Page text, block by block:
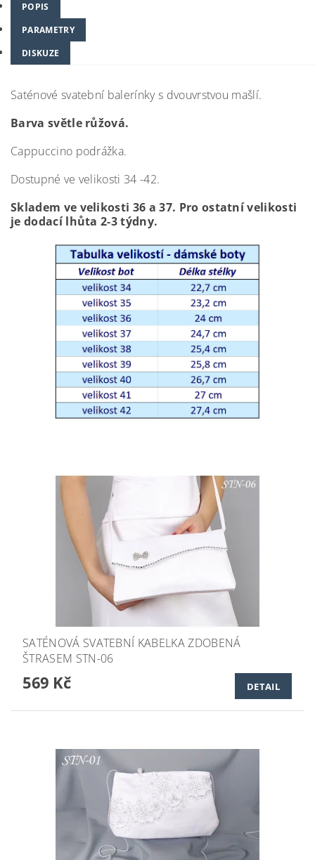
POPIS
PARAMETRY
DISKUZE
Saténové svatební balerínky s dvouvrstvou mašlí.
Barva světle růžová.
Cappuccino podrážka.
Dostupné ve velikosti 34 -42.
Skladem ve velikosti 36 a 37. Pro ostatní velikosti
je dodací lhůta 2-3 týdny.
SATÉNOVÁ SVATEBNÍ KABELKA ZDOBENÁ
ŠTRASEM STN-06
569 Kč DETAIL